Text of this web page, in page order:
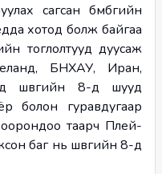
сагсан бөмбөгийн
хотод болж байгаа
тоглолтууд дуусаж
БНХАУ, Иран,
шөвгийн 8-д шууд
болон гуравдугаар
таарч Плей-
баг нь шөвгийн 8-д